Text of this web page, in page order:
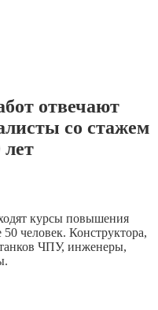
отвечают
со стажем
лет
курсы повышения
человек. Конструктора,
ЧПУ, инженеры,